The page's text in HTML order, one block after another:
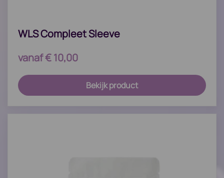
WLS Compleet Sleeve
vanaf€10,00
Bekijk product